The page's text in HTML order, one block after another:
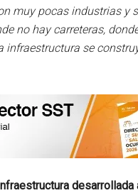
muy pocas industrias y
no hay carreteras,
se